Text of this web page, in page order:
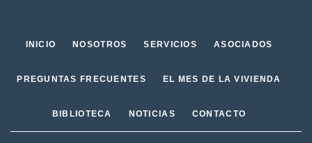
INICIO NOSOTROS SERVICIOS ASOCIADOS
PREGUNTAS FRECUENTES EL MES DE LA VIVIENDA
BIBLIOTECA NOTICIAS CONTACTO